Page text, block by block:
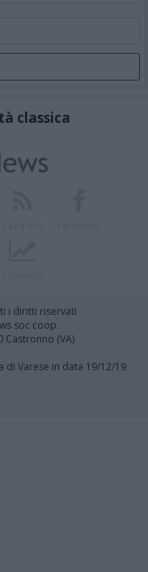
classica
i diritti riservati
soc coop.
Castronno (VA)
di Varese in data 19/12/19